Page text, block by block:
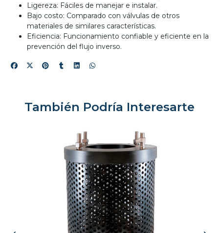
Ligereza: Fáciles de manejar e instalar.
Bajo costo: Comparado con válvulas de otros
materiales de similares características.
Eficiencia: Funcionamiento confiable y eficiente en la
prevención del flujo inverso.
También Podría Interesarte